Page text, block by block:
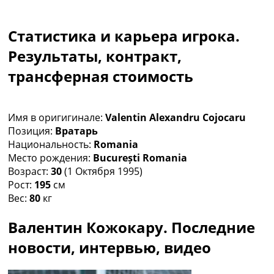
Чемпионат Мира
Украина. Премьер-Лига
Украина. Первая Лига
Лига Чемпионов
Другие Турниры >>>
Таблицы
Таблицы групп Чемпионата Мира
Украина. Премьер-Лига
Украина. Первая Лига
Лига Чемпионов. Таблицы групп
Все таблицы >>>
Рейтинг стран УЕФА
Рейтинг клубов УЕФА
Статистика и карьера игрока.
Результаты, контракт,
трансферная стоимость
Имя в оригигинале: Valentin Alexandru Cojocaru
Позиция: Вратарь
Национальность: Romania
Место рождения: București Romania
Возраст: 30(1 Октября 1995)
Рост: 195 см
Вес: 80 кг
Валентин Кожокару. Последние
новости, интервью, видео